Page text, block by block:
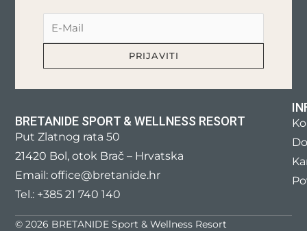
BRETANIDE SPORT & WELLNESS RESORT
Put Zlatnog rata 50
21420 Bol, otok Brač – Hrvatska
Email: office@bretanide.hr
Tel.: +385 21 740 140
© 2026 BRETANIDE Sport & Wellness Resort